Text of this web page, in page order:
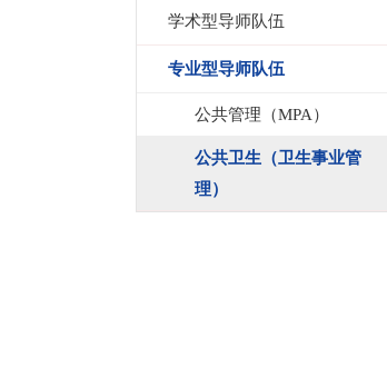
学术型导师队伍
专业型导师队伍
公共管理（MPA）
公共卫生（卫生事业管
理）